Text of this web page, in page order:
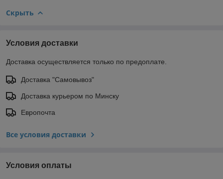
Скрыть
Условия доставки
Доставка осуществляется только по предоплате.
Доставка "Самовывоз"
Доставка курьером по Минску
Европочта
Все условия доставки
Условия оплаты